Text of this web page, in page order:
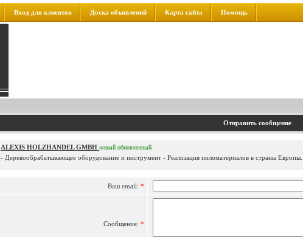
Вход для клиентов Доска объявлений Карта сайта Помощь
Отправить сообщение
ALEXIS HOLZHANDEL GMBH новый обновленный
- Деревообрабатывающее оборудование и инструмент - Реализация пиломатериалов в страны Европы...
Ваш email: *
Сообщение: *